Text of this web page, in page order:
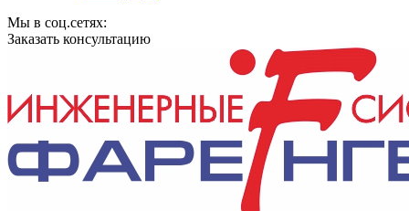
Мы в соц.сетях:
Заказать консультацию